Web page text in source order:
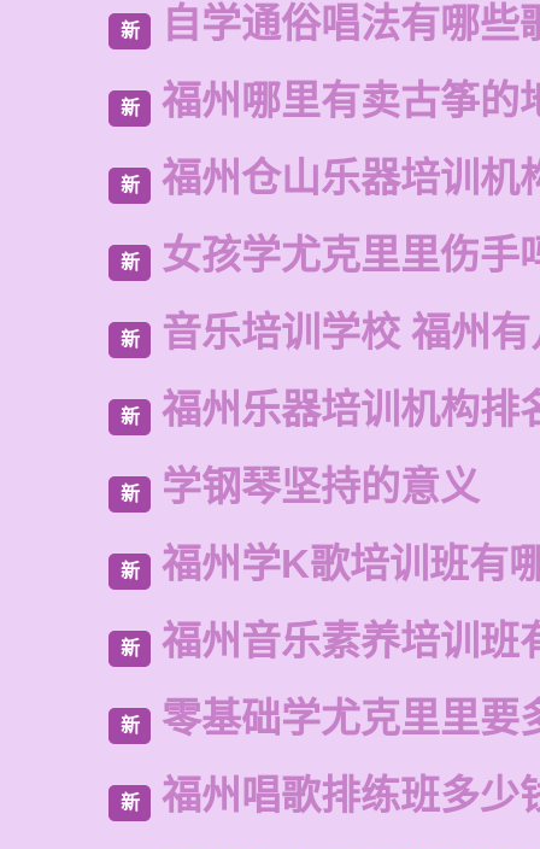
新 自学通俗唱法有哪些
新 福州哪里有卖古筝的
新 福州仓山乐器培训机
新 女孩学尤克里里伤手
新 音乐培训学校 福州
新 福州乐器培训机构排
新 学钢琴坚持的意义
新 福州学K歌培训班有
新 福州音乐素养培训班
新 零基础学尤克里里要
新 福州唱歌排练班多少